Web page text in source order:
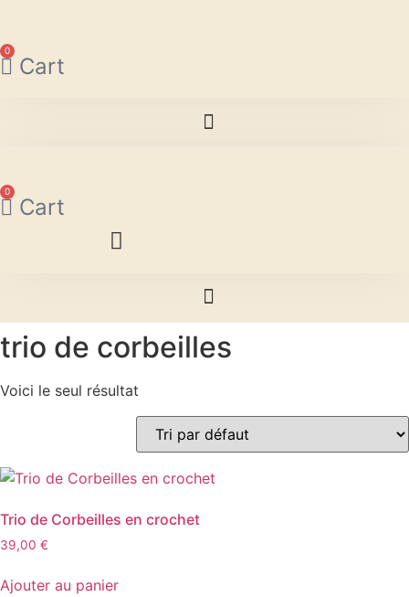
contenu
0
Cart
0
Cart
trio de corbeilles
Voici le seul résultat
Trio de Corbeilles en crochet
39,00 €
Ajouter au panier